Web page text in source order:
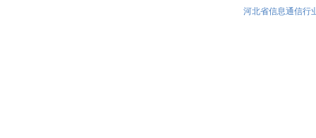
河北省信息通信行